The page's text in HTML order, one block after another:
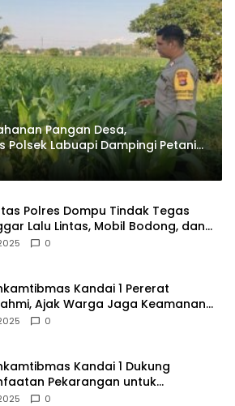
Pangan Desa,
Polsek Labuapi Dampingi Petani
Polres Dompu Tindak Tegas
Lalu Lintas, Mobil Bodong, dan
Tak Bayar Pajak
0
Kandai 1 Pererat
Ajak Warga Jaga Keamanan
0
Kandai 1 Dukung
Pekarangan untuk
Pangan Menuju Indonesia Emas
0